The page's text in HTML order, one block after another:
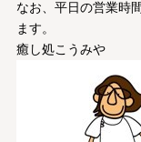
なお、平日の営業時
ます。
癒し処こうみや